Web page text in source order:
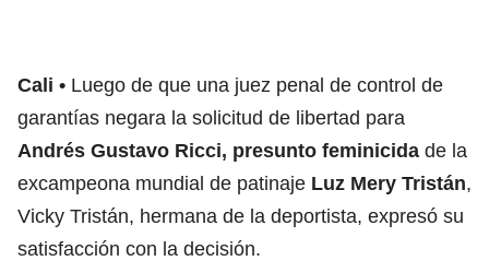
Cali
Luego de que una juez penal de control de
garantías negara la solicitud de libertad para
Andrés Gustavo Ricci, presunto feminicida de la
excampeona mundial de patinaje Luz Mery Tristán,
Vicky Tristán, hermana de la deportista, expresó su
satisfacción con la decisión.